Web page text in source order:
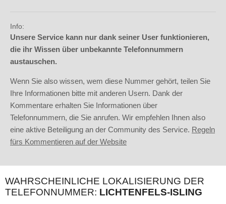
Info:
Unsere Service kann nur dank seiner User funktionieren,
die ihr Wissen über unbekannte Telefonnummern
austauschen.
Wenn Sie also wissen, wem diese Nummer gehört, teilen Sie
Ihre Informationen bitte mit anderen Usern. Dank der
Kommentare erhalten Sie Informationen über
Telefonnummern, die Sie anrufen. Wir empfehlen Ihnen also
eine aktive Beteiligung an der Community des Service. Regeln
fürs Kommentieren auf der Website
WAHRSCHEINLICHE LOKALISIERUNG DER
TELEFONNUMMER: LICHTENFELS-ISLING